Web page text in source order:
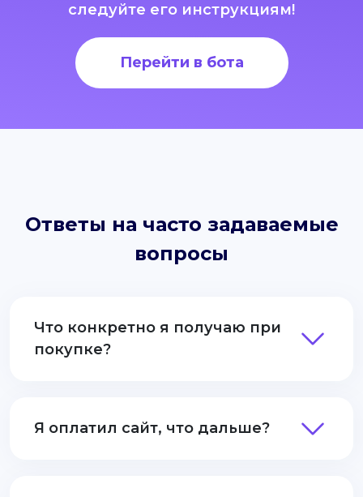
следуйте его инструкциям!
Перейти в бота
Ответы на часто задаваемые
вопросы
Что конкретно я получаю при
покупке?
Я оплатил сайт, что дальше?